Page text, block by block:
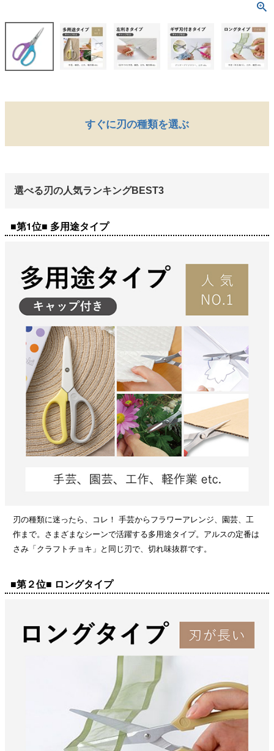
すぐに刃の種類を選ぶ
選べる刃の人気ランキングBEST3
■第1位■ 多用途タイプ
刃の種類に迷ったら、コレ！ 手芸からフラワーアレンジ、園芸、工
作まで。さまざまなシーンで活躍する多用途タイプ。アルスの定番は
さみ「クラフトチョキ」と同じ刃で、切れ味抜群です。
■第２位■ ロングタイプ